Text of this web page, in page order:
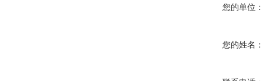
您的单位：
您的姓名：